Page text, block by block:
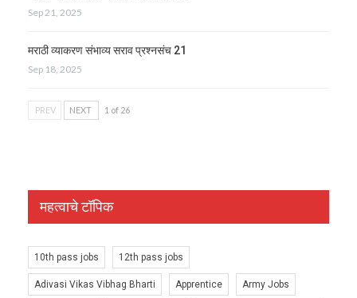
Sep 21, 2025
मराठी व्याकरण संभाव्य सराव प्रश्नसंच 21
Sep 18, 2025
PREV NEXT 1 of 26
महत्वाचे टॉपिक
10th pass jobs 12th pass jobs
Adivasi Vikas Vibhag Bharti Apprentice Army Jobs